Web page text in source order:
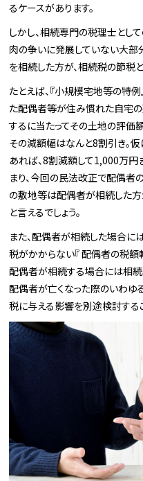
るケースがあります。
しかし、相続専門の税理士とし
肉の争いに発展していない大部
を相続した方が、相続税の節税
たとえば、『小規模宅地等の特
た配偶者等が住み慣れた自宅
するに当たってその土地の評価
その減額幅はなんと8割引き。
あれば、8割減額して1,000万円
まり、今回の民法改正で配偶者
の敷地等は配偶者が相続した方
と言えるでしょう。
また、配偶者が相続した場合に
税がかからない『 配偶者の税額
配偶者が相続する場合には相続
配偶者が亡くなった際のいわゆ
税に与える影響を別途検討する